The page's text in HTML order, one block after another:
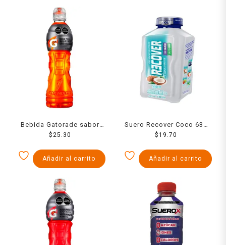
Bebida Gatorade sabor
naranja 600 ml
$ 25.30
Añadir al carrito
Suero Recover Coco 630
Ml
$19.70
Añadir al carrito